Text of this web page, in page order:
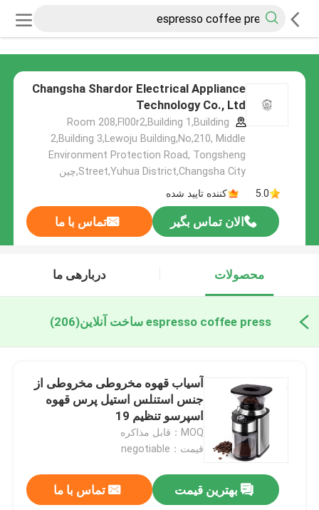
Changsha Shardor Electrical Appliance
Technology Co., Ltd
Room 208,Fl00r2,Building 1,Building
2,Building 3,Lewoju Building,No,210, Middle
Environment Protection Road, Tongsheng
Street,Yuhua District,Changsha City,چین
5.0
کننده تایید شده
الان تماس بگیر تماس با ما
محصولات دربارهی ما
espresso coffee press ساخت آنلاین (206)
آسیاب قهوه مخروطی مخروطی از
جنس استنلس استیل پرس قهوه
اسپرسو تنظیم 19
MOQ：قابل مذاکره
قیمت：negotiable
بهترین قیمت تماس با ما